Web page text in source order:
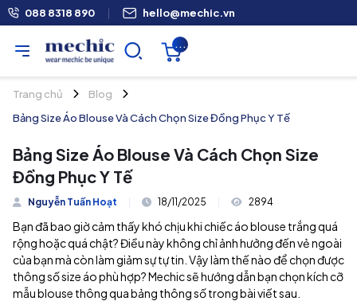
088 8318 890 | hello@mechic.vn
...
Trang chủ
Blog
Bảng Size Áo Blouse Và Cách Chọn Size Đồng Phục Y Tế
Bảng Size Áo Blouse Và Cách Chọn Size
Đồng Phục Y Tế
Nguyễn Tuấn Hoạt 18/11/2025 2894
Bạn đã bao giờ cảm thấy khó chịu khi chiếc áo blouse trắng quá
rộng hoặc quá chật? Điều này không chỉ ảnh hưởng đến vẻ ngoài
của bạn mà còn làm giảm sự tự tin. Vậy làm thế nào để chọn được
thông số size áo phù hợp? Mechic sẽ hướng dẫn bạn chọn kích cỡ
mẫu blouse thông qua bảng thông số trong bài viết sau.